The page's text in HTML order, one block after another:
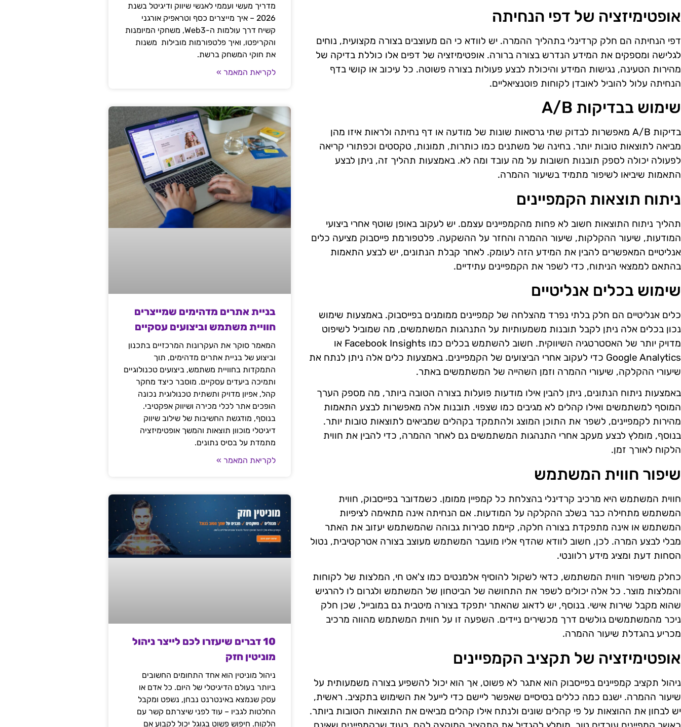
אופטימיזציה של דפי הנחיתה
דפי הנחיתה הם חלק קרדינלי בתהליך ההמרה. יש לוודא כי הם מעוצבים בצורה מקצועית, נוחים
לגלישה ומספקים את המידע הנדרש בצורה ברורה. אופטימיזציה של דפים אלו כוללת בדיקה של
מהירות הטעינה, נגישות המידע והיכולת לבצע פעולות בצורה פשוטה. כל עיכוב או קושי בדף
הנחיתה עלול להוביל לאובדן לקוחות פוטנציאליים.
שימוש בבדיקות A/B
בדיקות A/B מאפשרות לבדוק שתי גרסאות שונות של מודעה או דף נחיתה ולראות איזו מהן
מביאה לתוצאות טובות יותר. בחינה של משתנים כמו כותרות, תמונות, טקסטים וכפתורי קריאה
לפעולה יכולה לספק תובנות חשובות על מה עובד ומה לא. באמצעות תהליך זה, ניתן לבצע
התאמות שיביאו לשיפור מתמיד בשיעור ההמרה.
ניתוח תוצאות הקמפיינים
תהליך ניתוח התוצאות חשוב לא פחות מהקמפיינים עצמם. יש לעקוב באופן שוטף אחרי ביצועי
המודעות, שיעור ההקלקות, שיעור ההמרה והחזר על ההשקעה. פלטפורמת פייסבוק מציעה כלים
אנליטיים המאפשרים להבין את המידע הזה לעומק. לאחר קבלת הנתונים, יש לבצע התאמות
בהתאם לממצאי הניתוח, כדי לשפר את הקמפיינים עתידיים.
שימוש בכלים אנליטיים
כלים אנליטיים הם חלק בלתי נפרד מהצלחה של קמפיינים ממומנים בפייסבוק. באמצעות שימוש
נכון בכלים אלה ניתן לקבל תובנות משמעותיות על התנהגות המשתמשים, מה שמוביל לשיפוט
מדויק יותר של האסטרטגיה השיווקית. חשוב להשתמש בכלים כמו Facebook Insights או
Google Analytics כדי לעקוב אחרי הביצועים של הקמפיינים. באמצעות כלים אלה ניתן לנתח את
שיעורי ההקלקה, שיעורי ההמרה וזמן השהייה של המשתמשים באתר.
באמצעות ניתוח הנתונים, ניתן להבין אילו מודעות פועלות בצורה הטובה ביותר, מה מספק הערך
המוסף למשתמשים ואילו קהלים לא מגיבים כמו שצפוי. תובנות אלה מאפשרות לבצע התאמות
מהירות לקמפיינים, לשפר את התוכן המוצג ולהתמקד בקהלים שמביאים לתוצאות טובות יותר.
בנוסף, מומלץ לבצע מעקב אחרי התנהגות המשתמשים גם לאחר ההמרה, כדי להבין את חווית
הלקוח לאורך זמן.
שיפור חווית המשתמש
חווית המשתמש היא מרכיב קרדינלי בהצלחת כל קמפיין ממומן. כשמדובר בפייסבוק, חווית
המשתמש מתחילה כבר בשלב ההקלקה על המודעות. אם הנחיתה אינה מתאימה לציפיות
המשתמש או אינה מתפקדת בצורה חלקה, קיימת סבירות גבוהה שהמשתמש יעזוב את האתר
מבלי לבצע המרה. לכן, חשוב לוודא שהדף אליו מועבר המשתמש מעוצב בצורה אטרקטיבית, נטול
הסחות דעת ומציג מידע רלוונטי.
כחלק משיפור חווית המשתמש, כדאי לשקול להוסיף אלמנטים כמו צ'אט חי, המלצות של לקוחות
והמלצות מוצר. כל אלה יכולים לשפר את התחושה של הביטחון של המשתמש ולגרום לו להרגיש
שהוא מקבל שירות אישי. בנוסף, יש לדאוג שהאתר יתפקד בצורה מיטבית גם במובייל, שכן חלק
ניכר מהמשתמשים גולשים דרך מכשירים ניידים. השפעה זו על חווית המשתמש מהווה מרכיב
מכריע בהגדלת שיעור ההמרה.
אופטימיזציה של תקציב הקמפיינים
ניהול תקציב קמפיינים בפייסבוק הוא אתגר לא פשוט, אך הוא יכול להשפיע בצורה משמעותית על
שיעור ההמרה. ישנם כמה כללים בסיסיים שאפשר ליישם כדי לייעל את השימוש בתקציב. ראשית,
יש לבחון את ההוצאות על פי קהלים שונים ולנתח אילו קהלים מביאים את התוצאות הטובות ביותר.
מדריך מעשי ועממי לאנשי שיווק ודיגיטל בשנת
2026 – איך מייצרים כסף וטראפיק אורגני
קשיח דרך עולמות ה-Web3, משחקי המיומנות
והקריפטו, ואיך פלטפורמות מובילות משנות
את חוקי המשחק ברשת.
לקריאת המאמר »
בניית אתרים מדהימים שמייצרים
חוויית משתמש וביצועים עסקיים
המאמר סוקר את העקרונות המרכזיים בתכנון
וביצוע של בניית אתרים מדהימים, תוך
התמקדות בחוויית משתמש, ביצועים טכנולוגיים
ותמיכה ביעדים עסקיים. מוסבר כיצד מחקר
קהל, אפיון מדויק ותשתית טכנולוגית נכונה
הופכים אתר לכלי מכירה ושיווק אפקטיבי.
בנוסף, מודגשת החשיבות של שילוב שיווק
דיגיטלי מוכוון תוצאות והמשך אופטימיזציה
מתמדת על בסיס נתונים.
לקריאת המאמר »
10 דברים שיעזרו לכם לייצר ניהול
מוניטין חזק
ניהול מוניטין הוא אחד התחומים החשובים
ביותר בעולם הדיגיטלי של היום. כל אדם או
עסק שנמצא באינטרנט נבחן, נשפט ומקבל
החלטות לגביו – עוד לפני שיצרתם קשר עם
הלקוח. חיפוש פשוט בגוגל יכול לקבוע אם